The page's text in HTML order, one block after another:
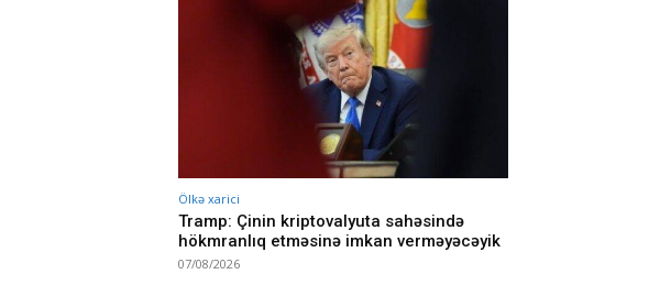
Ölkə xarici
Tramp: Çinin kriptovalyuta sahəsində
hökmranlıq etməsinə imkan verməyəcəyik
07/08/2026